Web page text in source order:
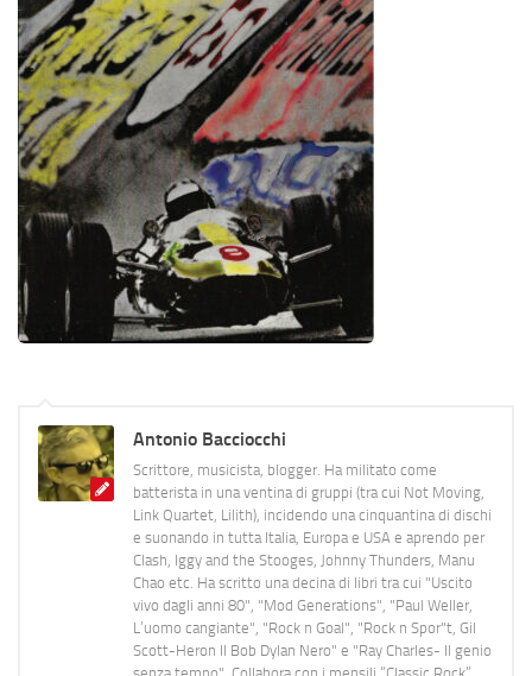
Antonio Bacciocchi
Scrittore, musicista, blogger. Ha militato come
batterista in una ventina di gruppi (tra cui Not Moving,
Link Quartet, Lilith), incidendo una cinquantina di dischi
e suonando in tutta Italia, Europa e USA e aprendo per
Clash, Iggy and the Stooges, Johnny Thunders, Manu
Chao etc. Ha scritto una decina di libri tra cui "Uscito
vivo dagli anni 80", "Mod Generations", "Paul Weller,
L’uomo cangiante", "Rock n Goal", "Rock n Spor"t, Gil
Scott-Heron Il Bob Dylan Nero" e "Ray Charles- Il genio